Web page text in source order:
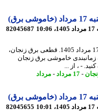
82045687
جدول قطعی برق و خاموشی برق زنجان شنبه 17 مرداد 1405. قطعی برق زنجان،
خاموشی برق زنجان
-17 مرداد -مرداد
82045655